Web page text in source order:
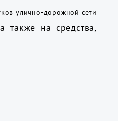
также на средства,